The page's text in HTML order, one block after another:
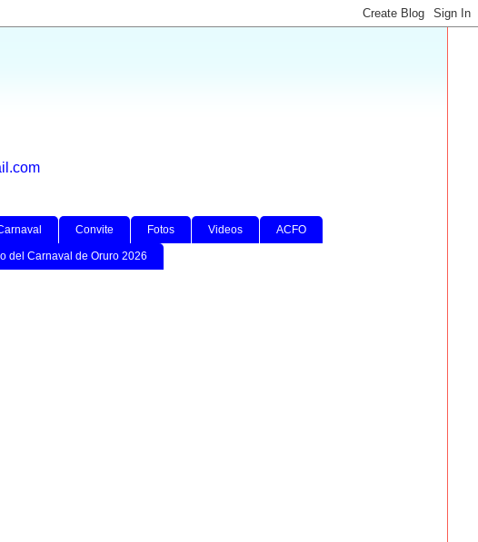
Convite Fotos Videos ACFO
del Carnaval de Oruro 2026